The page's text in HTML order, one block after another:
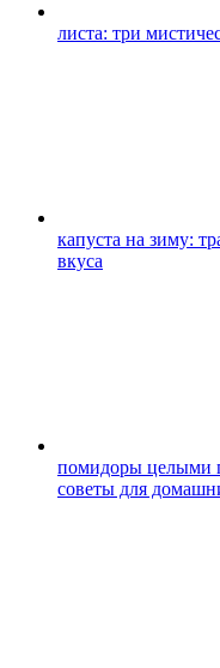
листа: три
капуста на зиму:
вкуса
помидоры целыми
советы для